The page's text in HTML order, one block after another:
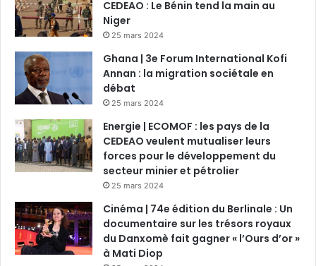
CEDEAO : Le Bénin tend la main au
Niger
25 mars 2024
Ghana | 3e Forum International Kofi
Annan : la migration sociétale en
débat
25 mars 2024
Energie | ECOMOF : les pays de la
CEDEAO veulent mutualiser leurs
forces pour le développement du
secteur minier et pétrolier
25 mars 2024
Cinéma | 74e édition du Berlinale : Un
documentaire sur les trésors royaux
du Danxomè fait gagner « l’Ours d’or »
à Mati Diop